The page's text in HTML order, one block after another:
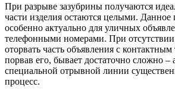
При разрыве зазубрины получаются
части изделия остаются целыми.
особенно актуально для уличных
телефонными номерами. При
оторвать часть объявления с
порвав его, бывает достаточно сложно –
специальной отрывной линии
процесс.